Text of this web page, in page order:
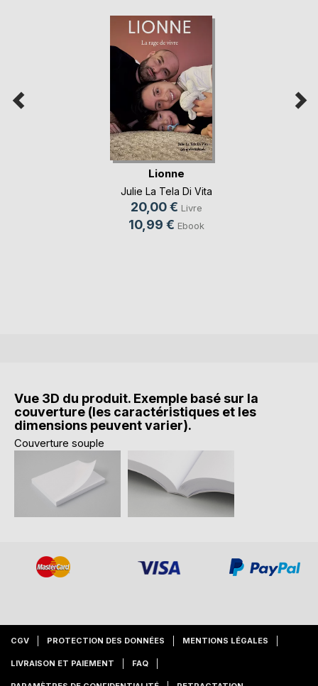
Lionne
Julie La Tela Di Vita
20,00 € Livre
10,99 € Ebook
Vue 3D du produit. Exemple basé sur la
couverture (les caractéristiques et les
dimensions peuvent varier).
Couverture souple
CGV PROTECTION DES DONNÉES MENTIONS LÉGALES
LIVRAISON ET PAIEMENT FAQ